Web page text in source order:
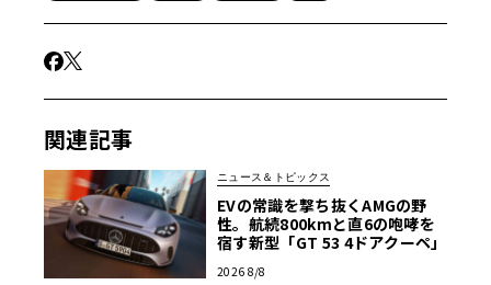
関連記事
ニュース＆トピックス
EVの常識を撃ち抜くAMGの野
性。航続800kmと直6の咆哮を
宿す新型「GT 53 4ドアクーペ」
2026 8/8